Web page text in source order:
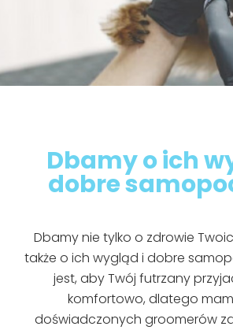
Dbamy o ich
dobre
Dbamy nie tylko o zdrowie
także o ich wygląd i dobre
jest, aby Twój futrzany
komfortowo, dlatego
doświadczonych groomerów